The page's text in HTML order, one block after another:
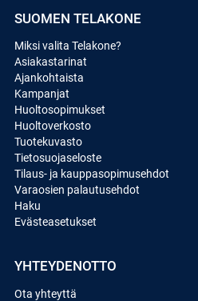
SUOMEN TELAKONE
Miksi valita Telakone?
Asiakastarinat
Ajankohtaista
Kampanjat
Huoltosopimukset
Huoltoverkosto
Tuotekuvasto
Tietosuojaseloste
Tilaus- ja kauppasopimusehdot
Varaosien palautusehdot
Haku
Evästeasetukset
YHTEYDENOTTO
Ota yhteyttä